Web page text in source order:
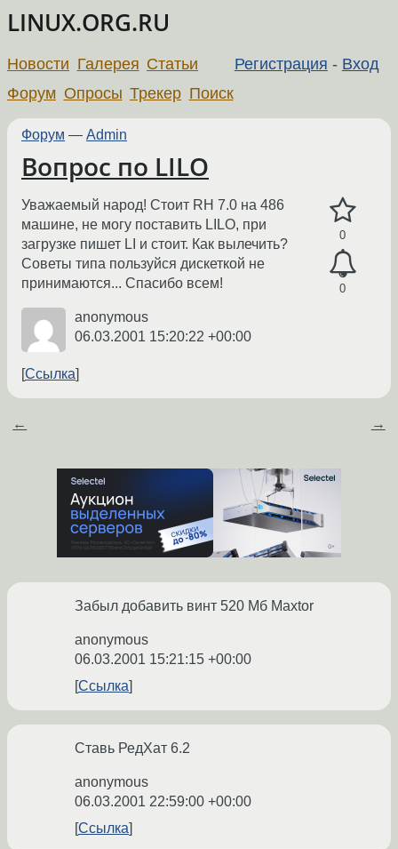
LINUX.ORG.RU
Регистрация - Вход
Новости Галерея Статьи
Форум Опросы Трекер Поиск
Форум — Admin
Вопрос по LILO
0
0
Уважаемый народ! Стоит RH 7.0 на 486
машине, не могу поставить LILO, при
загрузке пишет LI и стоит. Как вылечить?
Советы типа пользуйся дискеткой не
принимаются... Спасибо всем!
anonymous
06.03.2001 15:20:22 +00:00
Ссылка
← →
Забыл добавить винт 520 Мб Maxtor
anonymous
06.03.2001 15:21:15 +00:00
Ссылка
Ставь РедХат 6.2
anonymous
06.03.2001 22:59:00 +00:00
Ссылка